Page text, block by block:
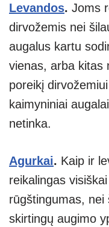
Levandos. Joms
dirvožemis nei
augalus kartu
vienas, arba kitas
poreikį
kaimyniniai
netinka.
Agurkai. Kaip ir
reikalingas
rūgštingumas, nei
skirtingų augimo